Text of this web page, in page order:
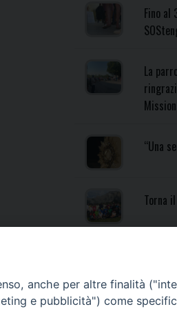
Fino al
La
“Una
Torna
anche per altre finalità
e pubblicità") come